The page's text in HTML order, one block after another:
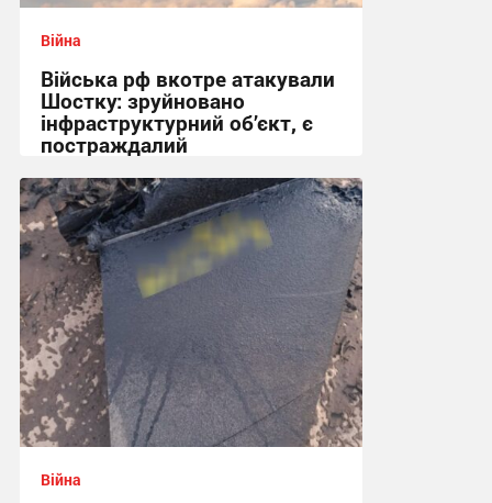
Війна
Війська рф вкотре атакували
Шостку: зруйновано
інфраструктурний об’єкт, є
постраждалий
18:50 сьогодні
Війна